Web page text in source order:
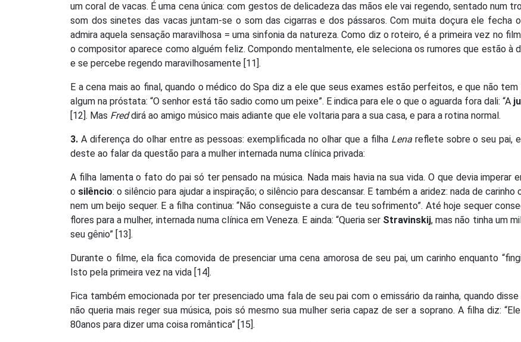
um coral de vacas. É uma cena única: com gestos de delicadeza das mãos ele vai regendo, sentado num
som dos sinetes das vacas juntam-se o som das cigarras e dos pássaros. Com muita doçura ele fecha
admira aquela sensação maravilhosa = uma sinfonia da natureza. Como diz o roteiro, é a primeira vez no
o compositor aparece como alguém feliz. Compondo mentalmente, ele seleciona os rumores que estão à
e se percebe regendo maravilhosamente [11].
E a cena mais ao final, quando o médico do Spa diz a ele que seus exames estão perfeitos, e que não
algum na próstata: “O senhor está tão sadio como um peixe”. E indica para ele o que o aguarda fora dali: “A
[12]. Mas Freddirá ao amigo músico mais adiante que ele voltaria para a sua casa, e para a rotina normal.
3. A diferença do olhar entre as pessoas: exemplificada no olhar que a filha Lena reflete sobre o seu pai,
deste ao falar da questão para a mulher internada numa clínica privada:
A filha lamenta o fato do pai só ter pensado na música. Nada mais havia na sua vida. O que devia imperar
o silêncio: o silêncio para ajudar a inspiração; o silêncio para descansar. E também a aridez: nada de carinho
nem um beijo sequer. E a filha continua: “Não conseguiste a cura de teu sofrimento”. Até hoje sequer
flores para a mulher, internada numa clínica em Veneza. E ainda: “Queria ser Stravinskij, mas não tinha um
seu gênio” [13].
Durante o filme, ela fica comovida de presenciar uma cena amorosa de seu pai, um carinho enquanto
Isto pela primeira vez na vida [14].
Fica também emocionada por ter presenciado uma fala de seu pai com o emissário da rainha, quando
não queria mais reger sua música, pois só mesmo sua mulher seria capaz de ser a soprano. A filha diz:
80anos para dizer uma coisa romântica” [15].